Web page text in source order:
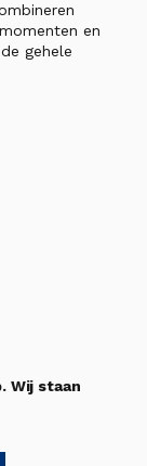
en
gehele
Wij staan